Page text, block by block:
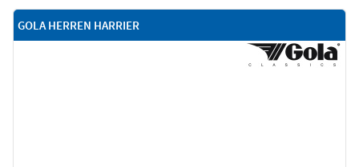
GOLA HERREN HARRIER